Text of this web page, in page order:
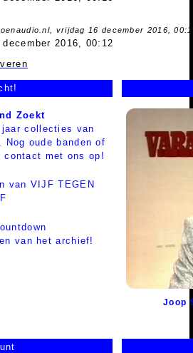
vrijdag 16 december 2016,
2016, 00:12
Zoekt
collecties van
Nog oude banden of
contact met ons op!
van VIJF TEGEN
van het archief!
Joop